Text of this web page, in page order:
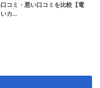
口コミ・悪い口コミを比較【電
カ…